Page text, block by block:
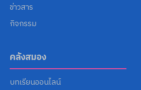
ข่าวสาร
กิจกรรม
คลังสมอง
บทเรียนออนไลน์